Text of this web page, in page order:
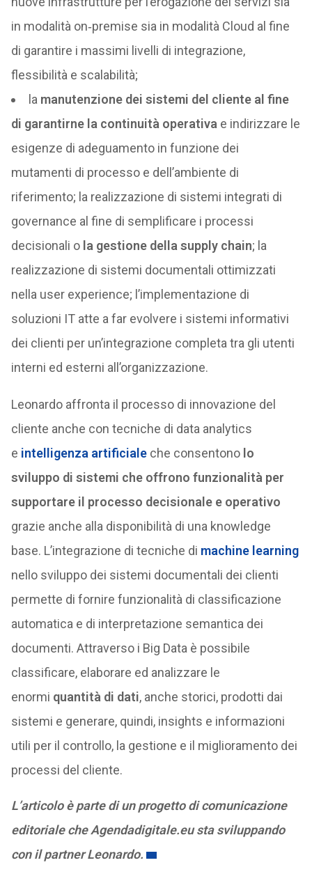
in modalità on‑premise sia in modalità Cloud al fine
di garantire i massimi livelli di integrazione,
flessibilità e scalabilità;
la manutenzione dei sistemi del cliente al fine
di garantirne la continuità operativa e indirizzare le
esigenze di adeguamento in funzione dei
mutamenti di processo e dell’ambiente di
riferimento; la realizzazione di sistemi integrati di
governance al fine di semplificare i processi
decisionali o la gestione della supply chain; la
realizzazione di sistemi documentali ottimizzati
nella user experience; l’implementazione di
soluzioni IT atte a far evolvere i sistemi informativi
dei clienti per un’integrazione completa tra gli utenti
interni ed esterni all’organizzazione.
Leonardo affronta il processo di innovazione del
cliente anche con tecniche di data analytics
e intelligenza artificialeche consentono lo
sviluppo di sistemi che offrono funzionalità per
supportare il processo decisionale e operativo
grazie anche alla disponibilità di una knowledge
base. L’integrazione di tecniche di machine learning
nello sviluppo dei sistemi documentali dei clienti
permette di fornire funzionalità di classificazione
automatica e di interpretazione semantica dei
documenti. Attraverso i Big Data è possibile
classificare, elaborare ed analizzare le
enormi quantità di dati, anche storici, prodotti dai
sistemi e generare, quindi, insights e informazioni
utili per il controllo, la gestione e il miglioramento dei
processi del cliente.
L’articolo è parte di un progetto di comunicazione
editoriale che Agendadigitale.eu sta sviluppando
con il partner Leonardo.